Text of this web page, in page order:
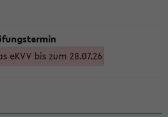
eKVV bis zum 28.07.26